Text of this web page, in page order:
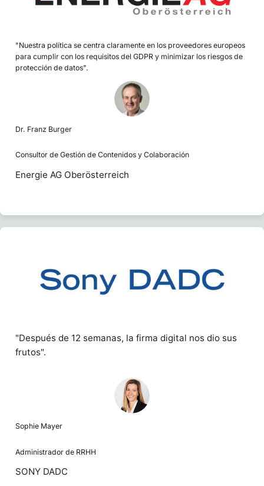
"Nuestra política se centra claramente en los proveedores europeos
para cumplir con los requisitos del GDPR y minimizar los riesgos de
protección de datos".
Dr. Franz Burger
Consultor de Gestión de Contenidos y Colaboración
Energie AG Oberösterreich
"Después de 12 semanas, la firma digital nos dio sus
frutos".
Sophie Mayer
Administrador de RRHH
SONY DADC